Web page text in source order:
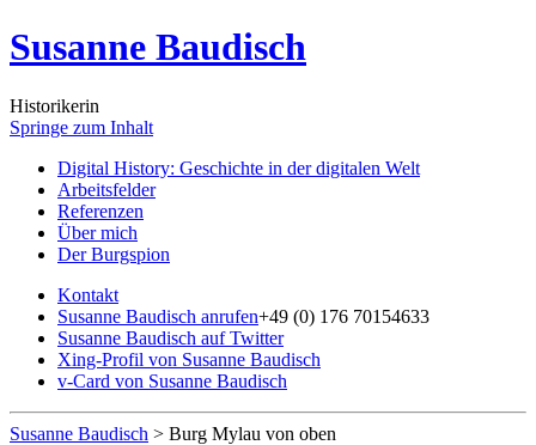
Susanne Baudisch
Historikerin
Springe zum Inhalt
Digital History: Geschichte in der digitalen Welt
Arbeitsfelder
Referenzen
Über mich
Der Burgspion
Kontakt
Susanne Baudisch anrufen+49 (0) 176 70154633
Susanne Baudisch auf Twitter
Xing-Profil von Susanne Baudisch
v-Card von Susanne Baudisch
Susanne Baudisch > Burg Mylau von oben